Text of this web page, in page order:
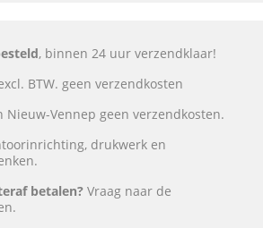
, binnen 24 uur verzendklaar!
BTW. geen verzendkosten
Nieuw-Vennep geen verzendkosten.
drukwerk en
betalen? Vraag naar de